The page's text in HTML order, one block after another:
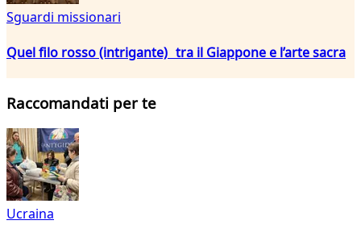
Sguardi missionari
Quel filo rosso (intrigante) tra il Giappone e l’arte sacra
Raccomandati per te
Ucraina